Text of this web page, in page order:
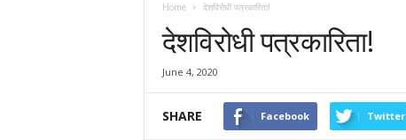
Home देशविरोधी पत्रकारिता!
देशविरोधी पत्रकारिता!
June 4, 2020
SHARE Facebook Twitter